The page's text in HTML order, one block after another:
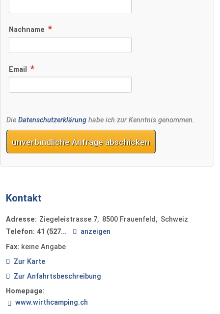
Nachname
Email
Die Datenschutzerklärung habe ich zur Kenntnis genommen.
unverbindliche Anfrage abschicken
Kontakt
Adresse: Ziegeleistrasse 7 8500 Frauenfeld
Schweiz
Telefon: 41 (527...
anzeigen
Fax: keine Angabe
Zur Karte
Zur Anfahrtsbeschreibung
Homepage:
www.wirthcamping.ch